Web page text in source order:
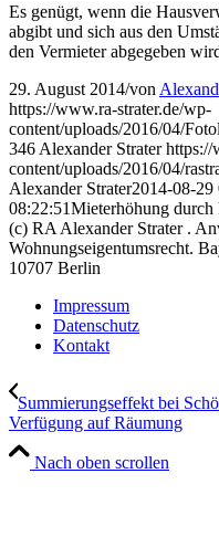
Es genügt, wenn die
abgibt und sich aus den
den Ver­mi­eter abgegeben
29. August 2014/von
https://www.ra-strater.de/wp-
content/uploads/2016/04/
346 Alexander Strater https://
content/uploads/2016/04/
Alexander Strater2014-08-29
08:22:51Mieterhöhung
(c) RA Alexander Strater .
Wohnungseigentumsrecht.
10707 Ber­lin
Impressum
Datenschutz
Kontakt
Summierungseffekt bei
Verfügung auf Räumung
Nach oben scrollen